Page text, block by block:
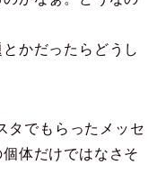
かだったらどうし
タでもらったメッセ
体だけではなさそ